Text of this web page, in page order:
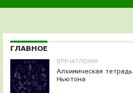
ГЛАВНОЕ
ВПЕЧАТЛЕНИЯ
Алхимическая тетрадь
Ньютона